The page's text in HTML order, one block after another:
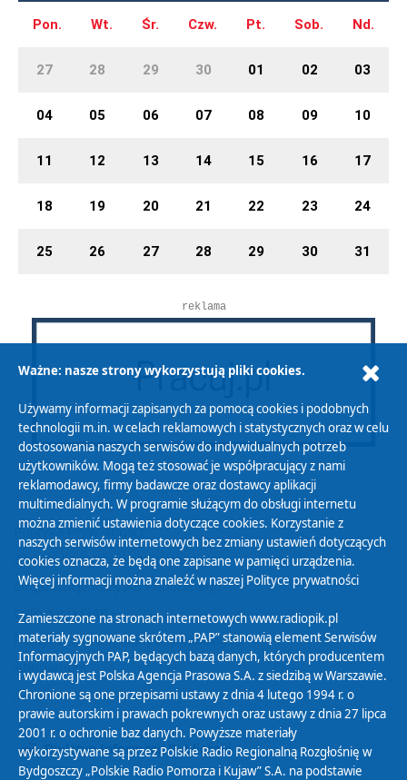
Pon. Wt. Śr. Czw. Pt. Sob. Nd.
27 28 29 30 01 02 03
04 05 06 07 08 09 10
11 12 13 14 15 16 17
18 19 20 21 22 23 24
25 26 27 28 29 30 31
reklama
Polityka Prywatności
Zasady korzystania z Serwisu
Organizacje Pożytku Publicznego
Cyfryzacja DAB+
Polityka ochrony danych osobowych
Abonament
Zamówienia publiczne
Biuletyn Informacji Publicznej
Ważne: nasze strony wykorzystują pliki cookies.
Używamy informacji zapisanych za pomocą cookies i podobnych
technologii m.in. w celach reklamowych i statystycznych oraz w celu
dostosowania naszych serwisów do indywidualnych potrzeb
użytkowników. Mogą też stosować je współpracujący z nami
reklamodawcy, firmy badawcze oraz dostawcy aplikacji
multimedialnych. W programie służącym do obsługi internetu
można zmienić ustawienia dotyczące cookies. Korzystanie z
naszych serwisów internetowych bez zmiany ustawień dotyczących
cookies oznacza, że będą one zapisane w pamięci urządzenia.
Więcej informacji można znaleźć w naszej Polityce prywatności
Zamieszczone na stronach internetowych www.radiopik.pl
materiały sygnowane skrótem „PAP” stanowią element Serwisów
Informacyjnych PAP, będących bazą danych, których producentem
i wydawcą jest Polska Agencja Prasowa S.A. z siedzibą w Warszawie.
Chronione są one przepisami ustawy z dnia 4 lutego 1994 r. o
prawie autorskim i prawach pokrewnych oraz ustawy z dnia 27 lipca
2001 r. o ochronie baz danych. Powyższe materiały
wykorzystywane są przez Polskie Radio Regionalną Rozgłośnię w
Bydgoszczy „Polskie Radio Pomorza i Kujaw” S.A. na podstawie